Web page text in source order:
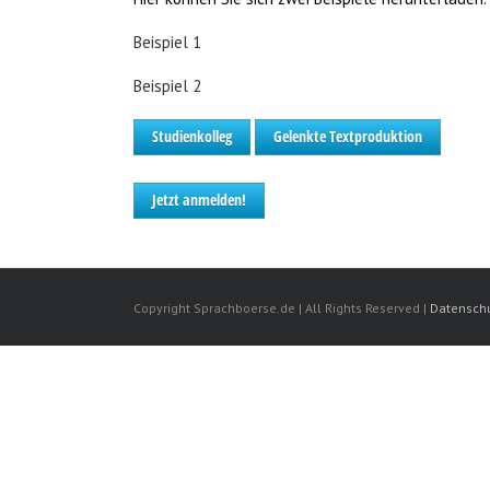
Beispiel 1
Beispiel 2
Studienkolleg Gelenkte Textproduktion
Jetzt anmelden!
Copyright Sprachboerse.de | All Rights Reserved |